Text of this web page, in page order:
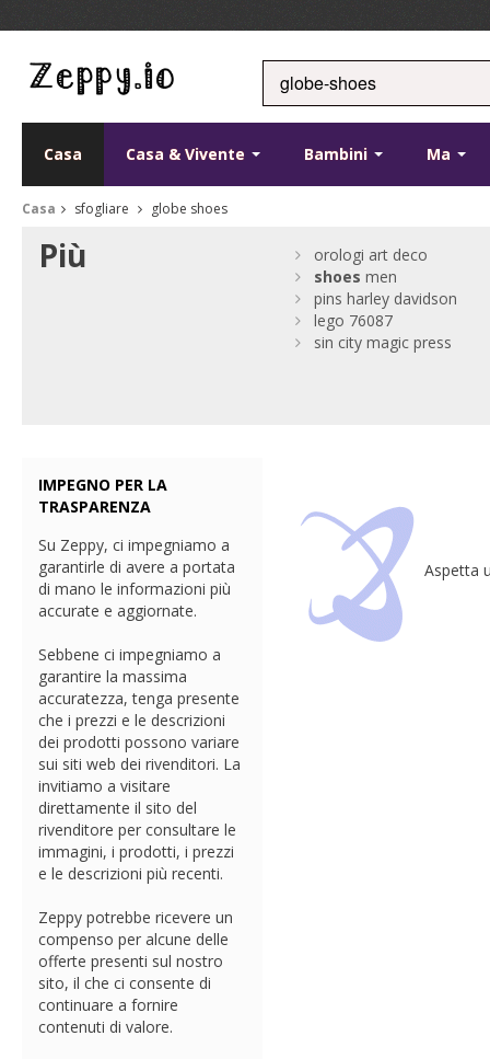
Casa Casa & Vivente Bambini Ma
Casa sfogliare globe shoes
Più
orologi art deco
shoes men
pins harley davidson
lego 76087
sin city magic press
Aspetta
IMPEGNO PER LA
TRASPARENZA
Su Zeppy, ci impegniamo a
garantirle di avere a portata
di mano le informazioni più
accurate e aggiornate.
Sebbene ci impegniamo a
garantire la massima
accuratezza, tenga presente
che i prezzi e le descrizioni
dei prodotti possono variare
sui siti web dei rivenditori. La
invitiamo a visitare
direttamente il sito del
rivenditore per consultare le
immagini, i prodotti, i prezzi
e le descrizioni più recenti.
Zeppy potrebbe ricevere un
compenso per alcune delle
offerte presenti sul nostro
sito, il che ci consente di
continuare a fornire
contenuti di valore.